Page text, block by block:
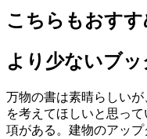
こちらもおすす
より少ないブッ
万物の書は素晴らしい
を考えてほしいと思っ
項がある。建物のアッ